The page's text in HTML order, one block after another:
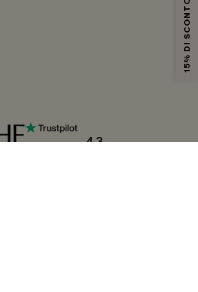
4.3
15% DI SCONTO